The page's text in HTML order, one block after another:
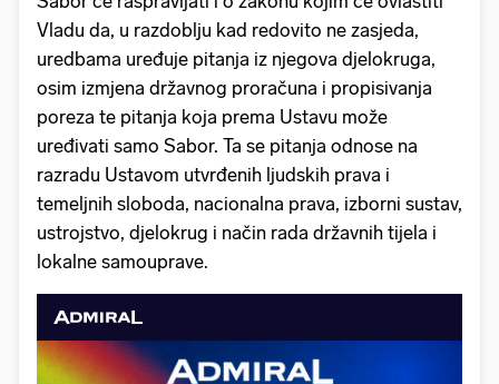
Vladu da, u razdoblju kad redovito ne zasjeda,
uredbama uređuje pitanja iz njegova djelokruga,
osim izmjena državnog proračuna i propisivanja
poreza te pitanja koja prema Ustavu može
uređivati samo Sabor. Ta se pitanja odnose na
razradu Ustavom utvrđenih ljudskih prava i
temeljnih sloboda, nacionalna prava, izborni sustav,
ustrojstvo, djelokrug i način rada državnih tijela i
lokalne samouprave.